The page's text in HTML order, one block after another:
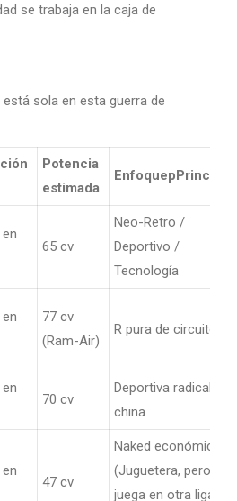
se trabaja en la caja de
sola en esta guerra de
Potencia
estimada
EnfoquepPrincipal
65 cv
Neo-Retro /
Deportivo /
Tecnología
77 cv
(Ram-Air)
R pura de circuito
70 cv
Deportiva radical
china
47 cv
Naked económica
(Juguetera, pero
juega en otra liga